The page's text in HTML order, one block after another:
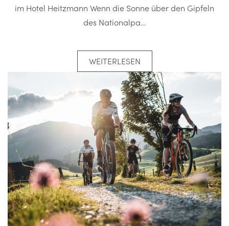
im Hotel Heitzmann Wenn die Sonne über den Gipfeln
des Nationalpa…
WEITERLESEN